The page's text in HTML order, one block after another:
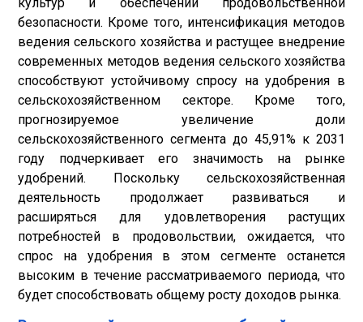
безопасности. Кроме того, интенсификация методов
ведения сельского хозяйства и растущее внедрение
современных методов ведения сельского хозяйства
способствуют устойчивому спросу на удобрения в
сельскохозяйственном секторе. Кроме того,
прогнозируемое увеличение доли
сельскохозяйственного сегмента до 45,91% к 2031
году подчеркивает его значимость на рынке
удобрений. Поскольку сельскохозяйственная
деятельность продолжает развиваться и
расширяться для удовлетворения растущих
потребностей в продовольствии, ожидается, что
спрос на удобрения в этом сегменте останется
высоким в течение рассматриваемого периода, что
будет способствовать общему росту доходов рынка.